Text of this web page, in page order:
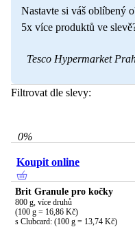
Nastavte si váš oblíbený
5x více produktů ve
Tesco Hypermarket
Filtrovat dle slevy:
0%
Koupit online
Brit Granule pro kočky
800 g, více druhů
(100 g = 16,86 Kč)
s Clubcard: (100 g = 13,74 Kč)